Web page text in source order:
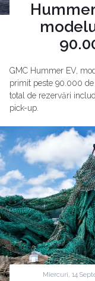
GMC Hummer EV,
primit peste 90.000
total de rezervări
pick-up.
Miercuri, 14